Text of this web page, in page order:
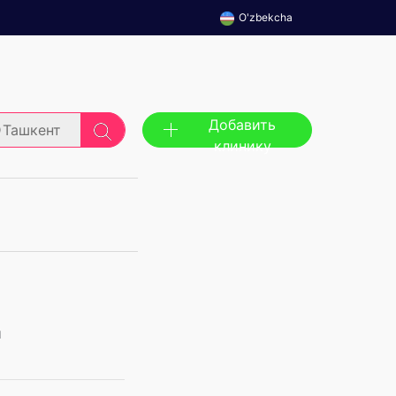
O'zbekcha
Ташкент
Добавить
клинику